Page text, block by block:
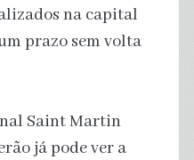
na capital
prazo sem volta
Saint Martin
já pode ver a